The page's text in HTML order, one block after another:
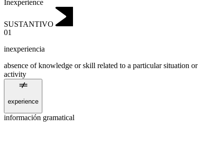
Inexperience
SUSTANTIVO
01
inexperiencia
absence of knowledge or skill related to a particular situation or
activity
experience
información gramatical